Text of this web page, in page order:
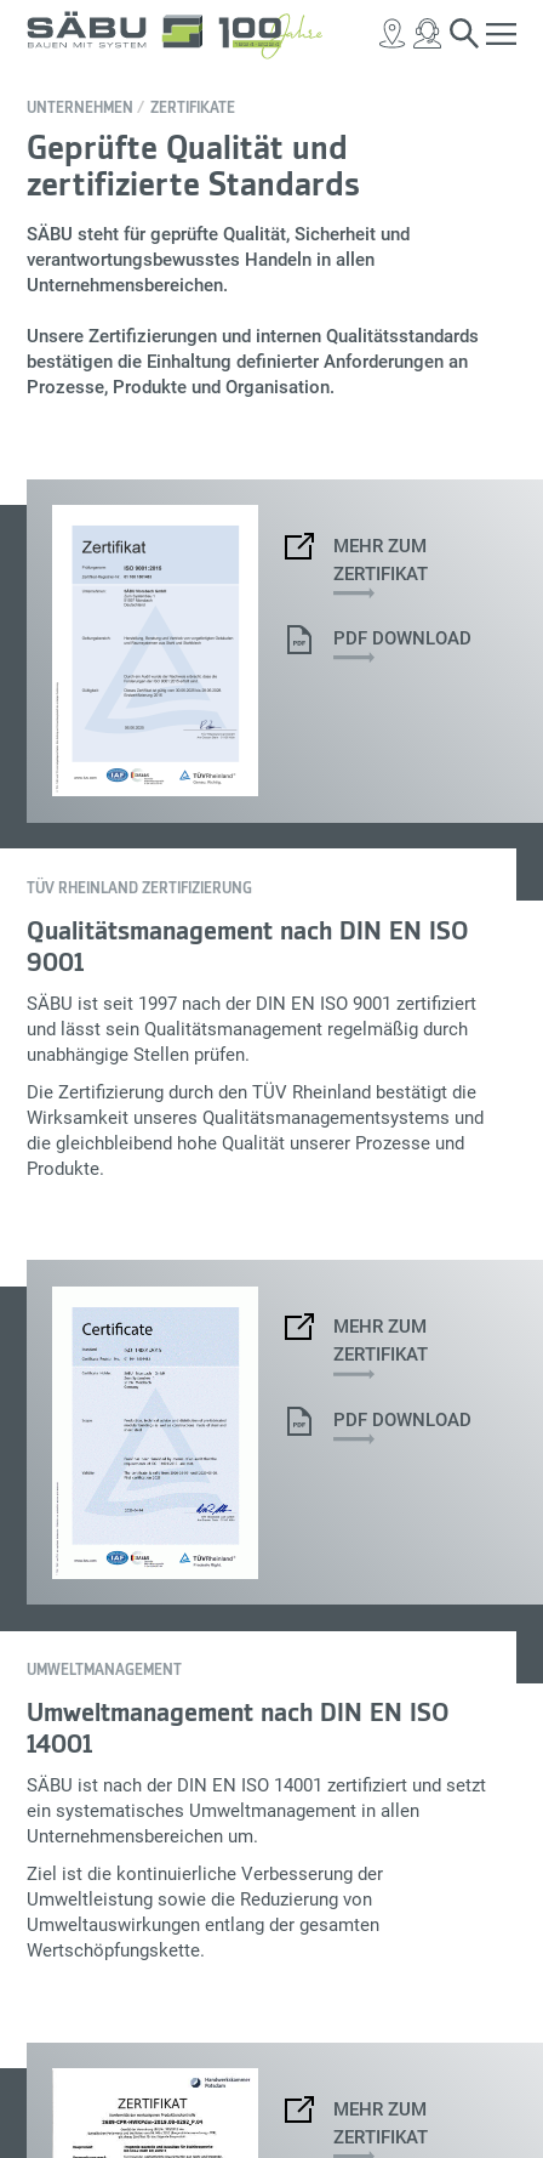
UNTERNEHMEN ZERTIFIKATE
Geprüfte Qualität und
zertifizierte Standards
SÄBU steht für geprüfte Qualität, Sicherheit und
verantwortungsbewusstes Handeln in allen
Unternehmensbereichen.
Unsere Zertifizierungen und internen Qualitätsstandards
bestätigen die Einhaltung definierter Anforderungen an
Prozesse, Produkte und Organisation.
MEHR ZUM
ZERTIFIKAT
PDF DOWNLOAD
TÜV RHEINLAND ZERTIFIZIERUNG
Qualitätsmanagement nach DIN EN ISO
9001
SÄBU ist seit 1997 nach der DIN EN ISO 9001 zertifiziert
und lässt sein Qualitätsmanagement regelmäßig durch
unabhängige Stellen prüfen.
Die Zertifizierung durch den TÜV Rheinlandbestätigt die
Wirksamkeit unseres Qualitätsmanagementsystems und
die gleichbleibend hohe Qualität unserer Prozesse und
Produkte.
MEHR ZUM
ZERTIFIKAT
PDF DOWNLOAD
UMWELTMANAGEMENT
Umweltmanagement nach DIN EN ISO
14001
SÄBU ist nach der DIN EN ISO 14001 zertifiziert und setzt
ein systematisches Umweltmanagement in allen
Unternehmensbereichen um.
Ziel ist die kontinuierliche Verbesserung der
Umweltleistung sowie die Reduzierung von
Umweltauswirkungen entlang der gesamten
Wertschöpfungskette.
MEHR ZUM
ZERTIFIKAT